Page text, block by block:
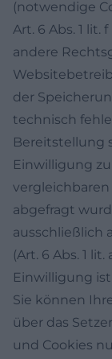
(notwendige
Art. 6 Abs. 1 lit.
andere
der
technisch
Bereitstellung
Einwilligung
abgefragt
ausschließlich
(Art. 6 Abs. 1 lit.
Einwilligung
Sie können
über das
und Cookies